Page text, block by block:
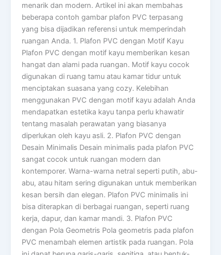
menarik dan modern. Artikel ini akan membahas
beberapa contoh gambar plafon PVC terpasang
yang bisa dijadikan referensi untuk memperindah
ruangan Anda. 1. Plafon PVC dengan Motif Kayu
Plafon PVC dengan motif kayu memberikan kesan
hangat dan alami pada ruangan. Motif kayu cocok
digunakan di ruang tamu atau kamar tidur untuk
menciptakan suasana yang cozy. Kelebihan
menggunakan PVC dengan motif kayu adalah Anda
mendapatkan estetika kayu tanpa perlu khawatir
tentang masalah perawatan yang biasanya
diperlukan oleh kayu asli. 2. Plafon PVC dengan
Desain Minimalis Desain minimalis pada plafon PVC
sangat cocok untuk ruangan modern dan
kontemporer. Warna-warna netral seperti putih, abu-
abu, atau hitam sering digunakan untuk memberikan
kesan bersih dan elegan. Plafon PVC minimalis ini
bisa diterapkan di berbagai ruangan, seperti ruang
kerja, dapur, dan kamar mandi. 3. Plafon PVC
dengan Pola Geometris Pola geometris pada plafon
PVC menambah elemen artistik pada ruangan. Pola